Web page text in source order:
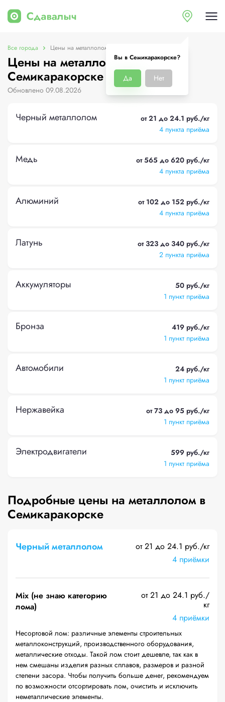
Вы в Семикаракорске?
Да Нет
Все города Цены на металлолом в Семикаракорске
Цены на металлолом в
Семикаракорске
Обновлено 09.08.2026
Черный металлолом
от 21 до 24.1 руб./кг
4 пункта приёма
Медь
от 565 до 620 руб./кг
4 пункта приёма
Алюминий
от 102 до 152 руб./кг
4 пункта приёма
Латунь
от 323 до 340 руб./кг
2 пункта приёма
Аккумуляторы
50 руб./кг
1 пункт приёма
Бронза
419 руб./кг
1 пункт приёма
Автомобили
24 руб./кг
1 пункт приёма
Нержавейка
от 73 до 95 руб./кг
1 пункт приёма
Электродвигатели
599 руб./кг
1 пункт приёма
Подробные цены на металлолом в
Семикаракорске
Черный металлолом
от 21 до 24.1 руб./кг
4 приёмки
Mix (не знаю категорию
лома)
от 21 до 24.1 руб./
кг
4 приёмки
Несортовой лом: различные элементы строительных
металлоконструкций, производственного оборудования,
металлические отходы. Такой лом стоит дешевле, так как в
нем смешаны изделия разных сплавов, размеров и разной
степени засора. Чтобы получить больше денег, рекомендуем
по возможности отсортировать лом, очистить и исключить
неметаллические элементы.